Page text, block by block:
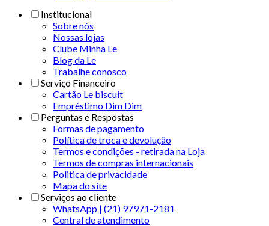
Institucional
Sobre nós
Nossas lojas
Clube Minha Le
Blog da Le
Trabalhe conosco
Serviço Financeiro
Cartão Le biscuit
Empréstimo Dim Dim
Perguntas e Respostas
Formas de pagamento
Política de troca e devolução
Termos e condições - retirada na Loja
Termos de compras internacionais
Politica de privacidade
Mapa do site
Serviços ao cliente
WhatsApp | (21) 97971-2181
Central de atendimento